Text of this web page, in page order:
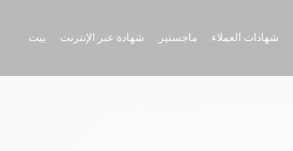
بيت شهادة عبر الإنترنت ماجستير شهادات العملاء